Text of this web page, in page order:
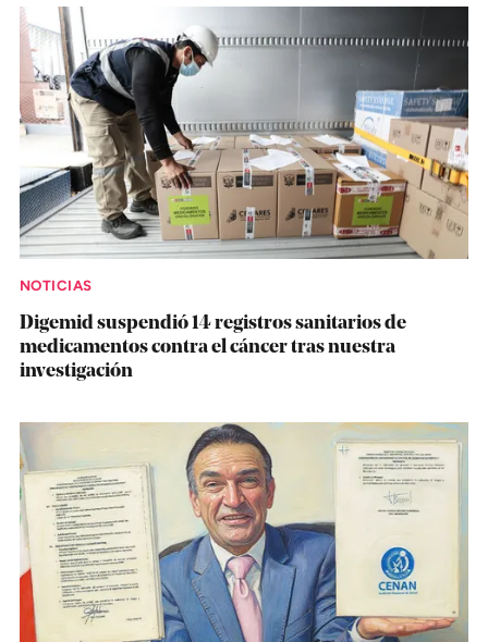
NOTICIAS
Digemid suspendió 14 registros sanitarios de
medicamentos contra el cáncer tras nuestra
investigación